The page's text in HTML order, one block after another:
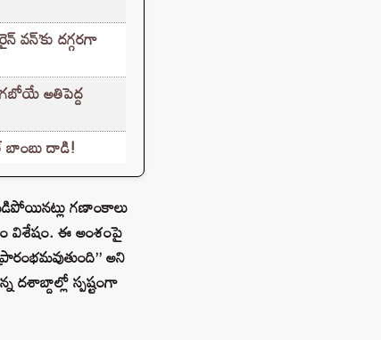
వన్’కు దగ్గరగా
అతిపెద్ద
బాంబు దాడి!
గణాంకాలు
విశేషం. ఈ అంశంపై
అని
దశాబ్దాల్లో స్పష్టంగా